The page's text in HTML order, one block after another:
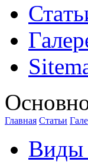
Главная Стaтьи
Виды